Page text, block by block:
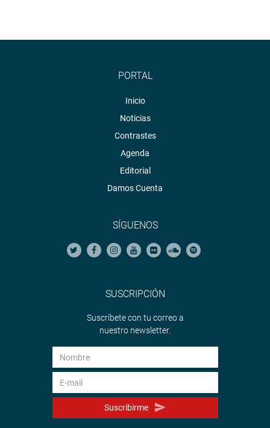
PORTAL
Inicio
Noticias
Contrastes
Agenda
Editorial
Damos Cuenta
SÍGUENOS
SUSCRIPCIÓN
Suscríbete con tu correo a
nuestro newsletter.
Suscribirme